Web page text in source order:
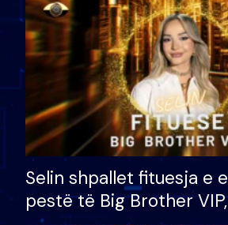
Selin shpallet fituesja e
pestë të Big Brother